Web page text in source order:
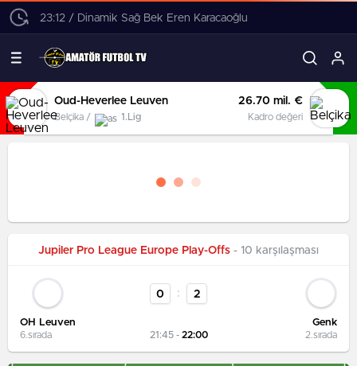
23:12 / Dinamik Sağ Bek Eren Karacaoğlu
Oud-Heverlee Leuven
Belçika / 1.Lig
26.70 mil. €
Kadro değeri
Jupiler Pro League Europe Play-Offs - 10 karşılaşması
21:45 - 22:00
OH Leuven
6.sırada
0 : 2
Genk
2.sırada